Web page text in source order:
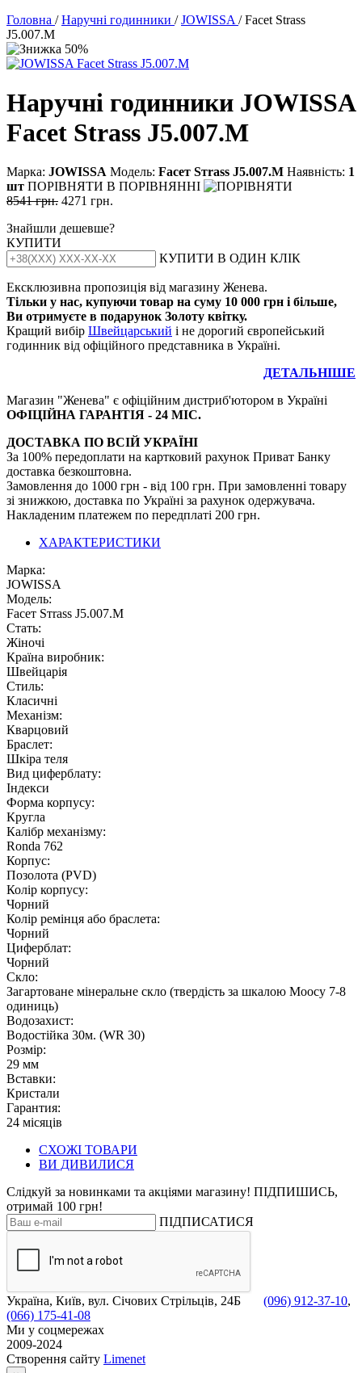
Головна /Наручні годинники /JOWISSA / Facet Strass
J5.007.M
Наручні годинники JOWISSA
Facet Strass J5.007.M
Марка: JOWISSA Модель: Fасет Sтrаss J5.007.М Наявність: 1
шт ПОРІВНЯТИ В ПОРІВНЯННІ
8541 грн. 4271 грн.
Знайшли дешевше?
КУПИТИ
КУПИТИ В ОДИН КЛІК
Ексклюзивна пропозиція від магазину Женева.
Тільки у нас, купуючи товар на суму 10 000 грн і більше,
Ви отримуєте в подарунок Золоту квітку.
Кращий вибір Швейцарський і не дорогий європейський
годинник від офіційного представника в Україні.
ДЕТАЛЬНІШЕ
Магазин "Женева" є офіційним дистриб'ютором в Україні
ОФІЦІЙНА ГАРАНТІЯ - 24 МІС.
ДОСТАВКА ПО ВСІЙ УКРАЇНІ
За 100% передоплати на картковий рахунок Приват Банку
доставка безкоштовна.
Замовлення до 1000 грн - від 100 грн. При замовленні товару
зі знижкою, доставка по Україні за рахунок одержувача.
Накладеним платежем по передплаті 200 грн.
ХАРАКТЕРИСТИКИ
Марка:
JOWISSA
Модель:
Fасет Sтrаss J5.007.М
Стать:
Жіночі
Країна виробник:
Швейцарія
Стиль:
Класичні
Механізм:
Кварцовий
Браслет:
Шкіра теля
Вид циферблату:
Індекси
Форма корпусу:
Кругла
Калібр механізму:
Ronda 762
Корпус:
Позолота (PVD)
Колір корпусу:
Чорний
Колір ремінця або браслета:
Чорний
Циферблат:
Чорний
Скло:
Загартоване мінеральне скло (твердість за шкалою Моосу 7-8
одиниць)
Водозахист:
Водостійка 30м. (WR 30)
Розмір:
29 мм
Вставки:
Кристали
Гарантия:
24 місяців
СХОЖІ ТОВАРИ
ВИ ДИВИЛИСЯ
Слідкуй за новинками та акціями магазину! ПІДПИШИСЬ,
отримай 100 грн!
ПІДПИСАТИСЯ
Україна, Київ, вул. Січових Стрільців, 24Б (096) 912-37-10,
(066) 175-41-08
Ми у соцмережах
2009-2024
Створення сайту Limenet